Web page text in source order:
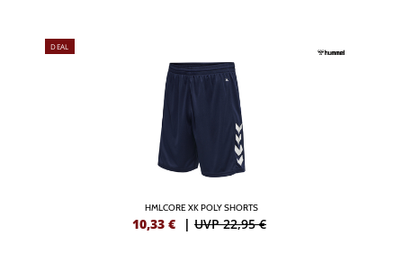
DEAL
HMLCORE XK POLY SHORTS
10,33 € | UVP 22,95 €